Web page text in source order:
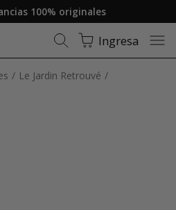
100% originales
Ingresa
Le Jardin Retrouvé